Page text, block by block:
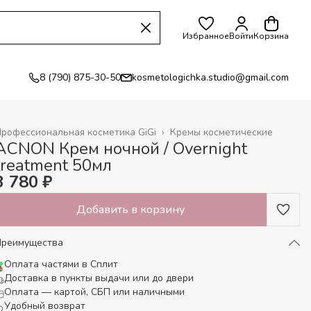
ИзбранноеВойтиКорзина
8 (790) 875-30-50 kosmetologichka.studio@gmail.com
Кремы косметические
косметика GiGi ›
› Крем ночной / Overnight
50мл
780 ₽
Добавить в корзину
Оплата частями в Сплит
Доставка в пункты выдачи или до двери
Оплата — картой, СБП или наличными
Удобный возврат